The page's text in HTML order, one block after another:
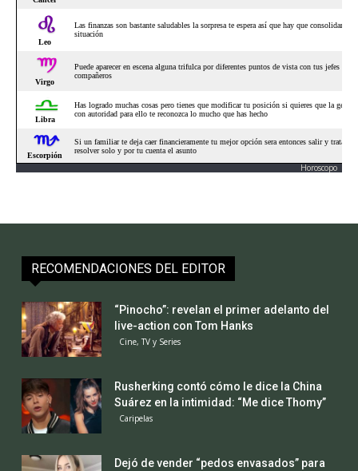
Horoscopo
RECOMENDACIONES DEL EDITOR
“Pinocho”: revelan el primer adelanto del
live-action con Tom Hanks
Cine, TV y Series
Rusherking contó cómo le dice la China
Suárez en la intimidad: “Me dice Thomy”
Caripelas
Dejó de vender “pedos envasados” para